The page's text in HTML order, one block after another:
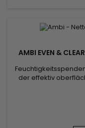
AMBI EVEN &
der effektiv
Facial